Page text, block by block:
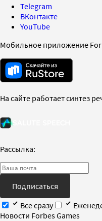
Telegram
ВКонтакте
YouTube
Мобильное приложение
На сайте работает синтез
Рассылка:
Подписаться
Все сразу
Новости Forbes Games